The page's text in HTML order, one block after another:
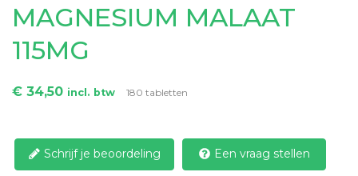
MAGNESIUM MALAAT
115MG
€ 34,50 incl. btw 180 tabletten
Schrijf je beoordeling Een vraag stellen